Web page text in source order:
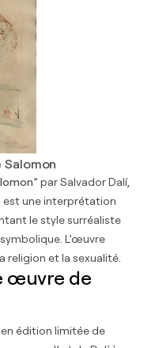
” par Salvador Dalí,
est une interprétation
le style surréaliste
L’œuvre
religion et la sexualité.
œuvre de
édition limitée de